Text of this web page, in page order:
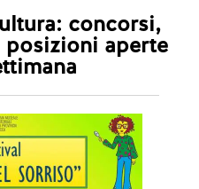
concorsi,
aperte